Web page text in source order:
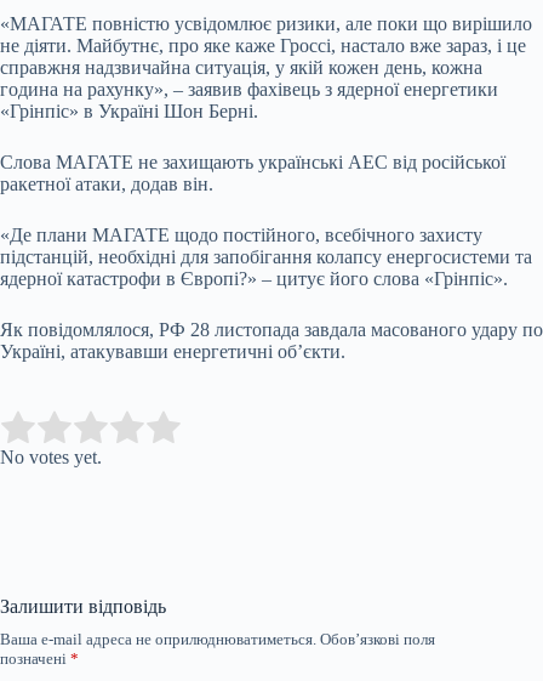
«МАГАТЕ повністю усвідомлює ризики, але поки що вирішило
не діяти. Майбутнє, про яке каже Гроссі, настало вже зараз, і це
справжня надзвичайна ситуація, у якій кожен день, кожна
година на рахунку», – заявив фахівець з ядерної енергетики
«Грінпіс» в Україні Шон Берні.
Слова МАГАТЕ не захищають українські АЕС від російської
ракетної атаки, додав він.
«Де плани МАГАТЕ щодо постійного, всебічного захисту
підстанцій, необхідні для запобігання колапсу енергосистеми та
ядерної катастрофи в Європі?» – цитує його слова «Грінпіс».
Як повідомлялося, РФ 28 листопада завдала масованого удару по
Україні, атакувавши енергетичні об’єкти.
Rate this item:
No votes yet.
Залишити відповідь
Ваша e-mail адреса не оприлюднюватиметься. Обов’язкові поля
позначені *